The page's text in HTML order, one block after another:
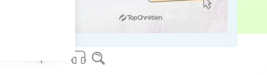
Software - sblgnt.com